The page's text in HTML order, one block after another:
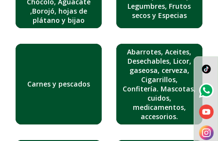
,Borojó, hojas de
plátano y bijao
Legumbres, Frutos
secos y Especias
Carnes y pescados
Abarrotes, Aceites,
Desechables, Licor,
gaseosa, cerveza,
Cigarrillos,
Confitería. Mascotas,
cuidos,
medicamentos,
accesorios.